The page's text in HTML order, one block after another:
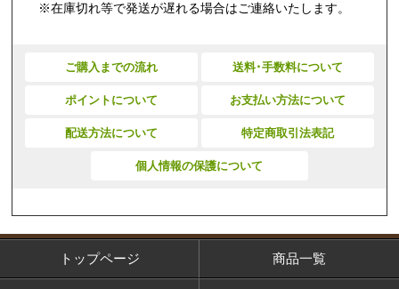
※在庫切れ等で発送が遅れる場合はご連絡いたします。
ご購入までの流れ 送料･手数料について
ポイントについて お支払い方法について
配送方法について 特定商取引法表記
個人情報の保護について
トップページ 商品一覧